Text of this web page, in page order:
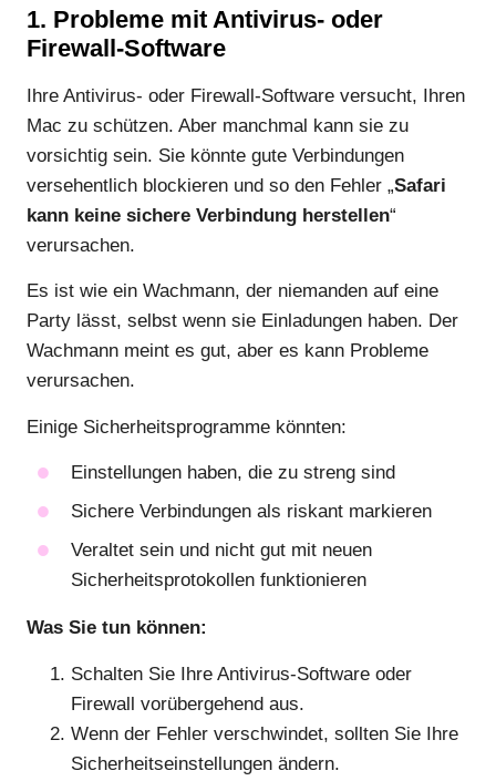
1. Probleme mit Antivirus- oder
Firewall-Software
Ihre Antivirus- oder Firewall-Software versucht, Ihren
Mac zu schützen. Aber manchmal kann sie zu
vorsichtig sein. Sie könnte gute Verbindungen
versehentlich blockieren und so den Fehler „Safari
kann keine sichere Verbindung herstellen“
verursachen.
Es ist wie ein Wachmann, der niemanden auf eine
Party lässt, selbst wenn sie Einladungen haben. Der
Wachmann meint es gut, aber es kann Probleme
verursachen.
Einige Sicherheitsprogramme könnten:
Einstellungen haben, die zu streng sind
Sichere Verbindungen als riskant markieren
Veraltet sein und nicht gut mit neuen
Sicherheitsprotokollen funktionieren
Was Sie tun können:
Schalten Sie Ihre Antivirus-Software oder
Firewall vorübergehend aus.
Wenn der Fehler verschwindet, sollten Sie Ihre
Sicherheitseinstellungen ändern.